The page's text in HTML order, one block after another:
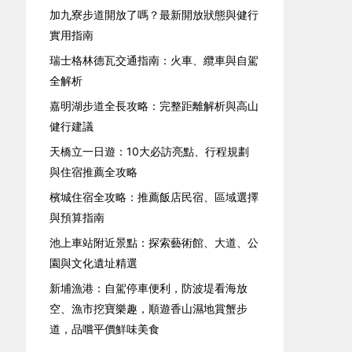
加九寮步道開放了嗎？最新開放狀態與健行
實用指南
瑞士格林德瓦交通指南：火車、纜車與自駕
全解析
嘉明湖步道全長攻略：完整距離解析與高山
健行建議
天橋立一日遊：10大必訪亮點、行程規劃
與住宿推薦全攻略
檳城住宿全攻略：推薦飯店民宿、區域選擇
與預算指南
池上車站附近景點：探索藝術館、大道、公
園與文化遺址精選
新埔漁港：自駕停車便利，防波堤看海放
空、漁市挖寶樂趣，順遊香山濕地賞蟹步
道，品嚐平價鮮味美食